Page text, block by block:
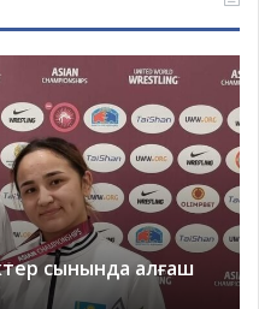
Сейітханның ұлы:
өтті